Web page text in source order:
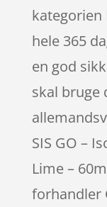
kategorien
hele 365
en god
skal bruge
SIS GO –
Lime –
forhandler